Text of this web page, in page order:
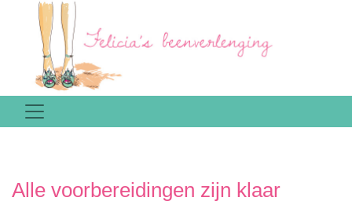
Alle voorbereidingen zijn klaar